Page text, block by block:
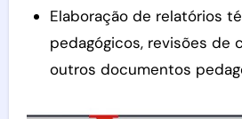
Elaboração de relatórios
pedagógicos, revisões de
outros documentos